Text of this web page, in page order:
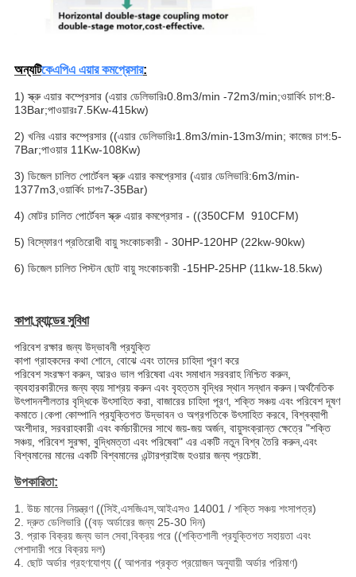
অন্যটিকেএপিএ এয়ার কমপ্রেসার:
1) স্ক্রু এয়ার কম্প্রেসার (এয়ার ডেলিভারিঃ0.8m3/min -72m3/min;ওয়ার্কিং চাপ:8-
13Bar;পাওয়ারঃ7.5Kw-415kw)
2) খনির এয়ার কম্প্রেসার ((এয়ার ডেলিভারিঃ1.8m3/min-13m3/min; কাজের চাপ:5-
7Bar;পাওয়ার 11Kw-108Kw)
3) ডিজেল চালিত পোর্টেবল স্ক্রু এয়ার কমপ্রেসার (এয়ার ডেলিভারি:6m3/min-
1377m3,ওয়ার্কিং চাপঃ7-35Bar)
4) মোটর চালিত পোর্টেবল স্ক্রু এয়ার কমপ্রেসার - ((350CFM ️ 910CFM)
5) বিস্ফোরণ প্রতিরোধী বায়ু সংকোচকারী - 30HP-120HP (22kw-90kw)
6) ডিজেল চালিত পিস্টন ছোট বায়ু সংকোচকারী -15HP-25HP (11kw-18.5kw)
কাপা ব্র্যান্ডের সুবিধা
পরিবেশ রক্ষার জন্য উদ্ভাবনী প্রযুক্তি
কাপা গ্রাহকদের কথা শোনে, বোঝে এবং তাদের চাহিদা পূরণ করে
পরিবেশ সংরক্ষণ করুন, আরও ভাল পরিষেবা এবং সমাধান সরবরাহ নিশ্চিত করুন,
ব্যবহারকারীদের জন্য ব্যয় সাশ্রয় করুন এবং বৃহত্তম বৃদ্ধির স্থান সন্ধান করুন।অর্থনৈতিক
উৎপাদনশীলতার বৃদ্ধিকে উৎসাহিত করা, বাজারের চাহিদা পূরণ, শক্তি সঞ্চয় এবং পরিবেশ দূষণ
কমাতে।কেপা কোম্পানি প্রযুক্তিগত উদ্ভাবন ও অগ্রগতিকে উৎসাহিত করবে, বিশ্বব্যাপী
অংশীদার, সরবরাহকারী এবং কর্মচারীদের সাথে জয়-জয় অর্জন, বায়ুসংক্রান্ত ক্ষেত্রে "শক্তি
সঞ্চয়, পরিবেশ সুরক্ষা, বুদ্ধিমত্তা এবং পরিষেবা" এর একটি নতুন বিশ্ব তৈরি করুন,এবং
বিশ্বমানের মানের একটি বিশ্বমানের এন্টারপ্রাইজ হওয়ার জন্য প্রচেষ্টা.
উপকারিতা:
1. উচ্চ মানের নিয়ন্ত্রণ ((সিই,এসজিএস,আইএসও 14001 / শক্তি সঞ্চয় শংসাপত্র)
2. দ্রুত ডেলিভারি ((বড় অর্ডারের জন্য 25-30 দিন)
3. প্রাক বিক্রয় জন্য ভাল সেবা,বিক্রয় পরে ((শক্তিশালী প্রযুক্তিগত সহায়তা এবং
পেশাদারী পরে বিক্রয় দল)
4. ছোট অর্ডার গ্রহণযোগ্য (( আপনার প্রকৃত প্রয়োজন অনুযায়ী অর্ডার পরিমাণ)